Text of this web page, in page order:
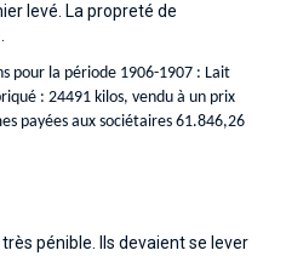
levé. La propreté de
pour la période 1906-1907 : Lait
: 24491 kilos, vendu à un prix
payées aux sociétaires 61.846,26
pénible. Ils devaient se lever